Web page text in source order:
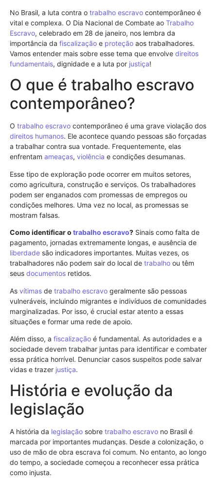
No Brasil, a luta contra o trabalho escravo contemporâneo é
vital e complexa. O Dia Nacional de Combate ao Trabalho
Escravo, celebrado em 28 de janeiro, nos lembra da
importância da fiscalização e proteção aos trabalhadores.
Vamos entender mais sobre esse tema que envolve direitos
fundamentais, dignidade e a luta por justiça!
O que é trabalho escravo
contemporâneo?
O trabalho escravo contemporâneo é uma grave violação dos
direitos humanos. Ele acontece quando pessoas são forçadas
a trabalhar contra sua vontade. Frequentemente, elas
enfrentam ameaças, violência e condições desumanas.
Esse tipo de exploração pode ocorrer em muitos setores,
como agricultura, construção e serviços. Os trabalhadores
podem ser enganados com promessas de empregos ou
condições melhores. Uma vez no local, as promessas se
mostram falsas.
Como identificar o trabalho escravo? Sinais como falta de
pagamento, jornadas extremamente longas, e ausência de
liberdade são indicadores importantes. Muitas vezes, os
trabalhadores não podem sair do local de trabalho ou têm
seus documentos retidos.
As vítimas de trabalho escravo geralmente são pessoas
vulneráveis, incluindo migrantes e indivíduos de comunidades
marginalizadas. Por isso, é crucial estar atento a essas
situações e formar uma rede de apoio.
Além disso, a fiscalização é fundamental. As autoridades e a
sociedade devem trabalhar juntas para identificar e combater
essa prática horrível. Denunciar casos suspeitos pode salvar
vidas e trazer justiça.
História e evolução da
legislação
A história da legislação sobre trabalho escravo no Brasil é
marcada por importantes mudanças. Desde a colonização, o
uso de mão de obra escrava foi comum. No entanto, ao longo
do tempo, a sociedade começou a reconhecer essa prática
como injusta.